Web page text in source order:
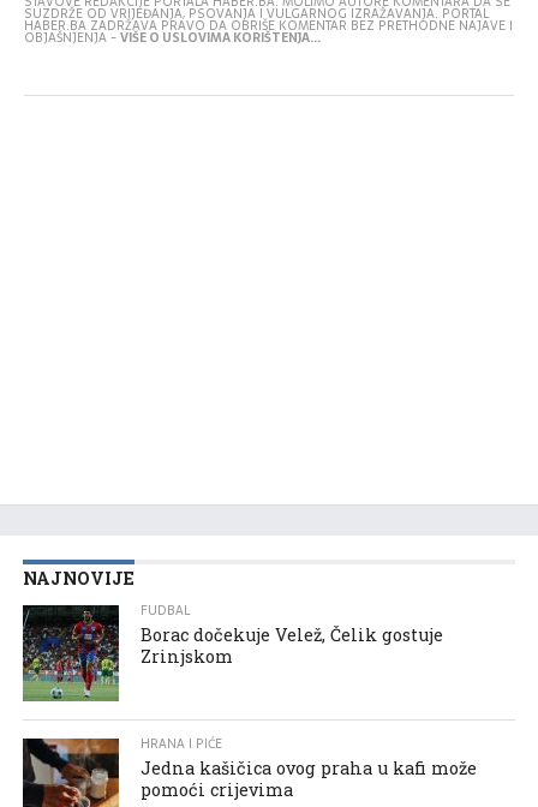
SUZDRŽE OD VRIJEĐANJA, PSOVANJA I VULGARNOG IZRAŽAVANJA. PORTAL
HABER.BA ZADRŽAVA PRAVO DA OBRIŠE KOMENTAR BEZ PRETHODNE NAJAVE I
OBJAŠNJENJA -VIŠE O USLOVIMA KORIŠTENJA...
NAJNOVIJE
FUDBAL
Borac dočekuje Velež, Čelik gostuje
Zrinjskom
HRANA I PIĆE
Jedna kašičica ovog praha u kafi može
pomoći crijevima